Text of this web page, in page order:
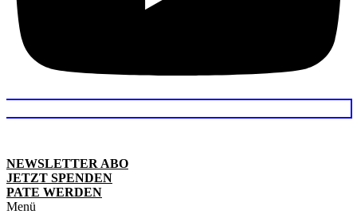
NEWSLETTER ABO
JETZT SPENDEN
PATE WERDEN
Menü